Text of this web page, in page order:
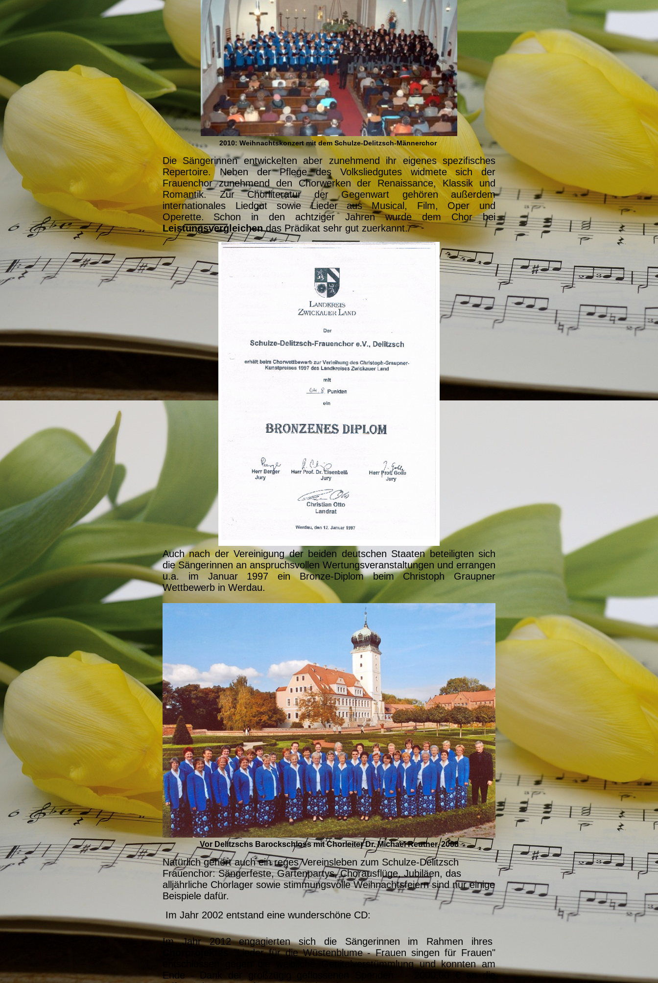
2010: Weihnachtskonzert mit dem Schulze-Delitzsch-Männerchor
Die Sängerinnen entwickelten aber zunehmend ihr eigenes spezifisches
Repertoire. Neben der Pflege des Volksliedgutes widmete sich der
Frauenchor zunehmend den Chorwerken der Renaissance, Klassik und
Romantik.Zur Chorliteratur der Gegenwart gehören außerdem
internationales Liedgut sowieLieder
aus Musical, Film, Oper und
Operette.
Schon in den achtziger Jahren wurde dem Chor bei
Leistungsvergleichendas Prädikat sehr gut zuerkannt.
Auch nach der Vereinigung der beiden deutschen Staaten beteiligten sich
die Sängerinnen an anspruchsvollen Wertungsveranstaltungen und errangen
u.a. im Januar 1997 ein Bronze-Diplom beim Christoph Graupner
Wettbewerb in Werdau.
Vor Delitzschs Barockschloss mit Chorleiter Dr. Michael Reuther, 2008
Natürlich gehört auch ein reges Vereinsleben zum Schulze-Delitzsch
Frauenchor:Sängerfeste, Gartenpartys, Chorausflüge, Jubiläen, das
alljährliche Chorlager sowie stimmungsvolle Weihnachtsfeiern sind nur einige
Beispiele dafür.
Im Jahr 2002 entstand eine wunderschöne CD:
Im Jahr 2012 engagierten sich die Sängerinnen im Rahmen ihres
"Lieder für die Wüstenblume - Frauen singen für Frauen"
entschlossen gegen die weibliche Genitalverstümmlung und konnten am
Ende - Dank der großzügig geflossenen Spende
an die